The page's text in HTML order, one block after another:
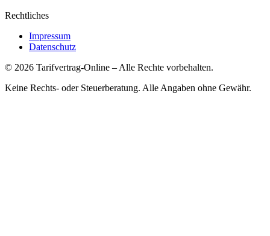
Rechtliches
Impressum
Datenschutz
© 2026 Tarifvertrag-Online – Alle Rechte vorbehalten.
Keine Rechts- oder Steuerberatung. Alle Angaben ohne Gewähr.